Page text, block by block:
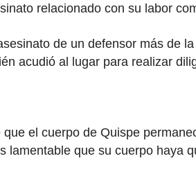
relacionado con su labor
de un defensor más de
acudió al lugar para realizar
el cuerpo de Quispe
que su cuerpo haya